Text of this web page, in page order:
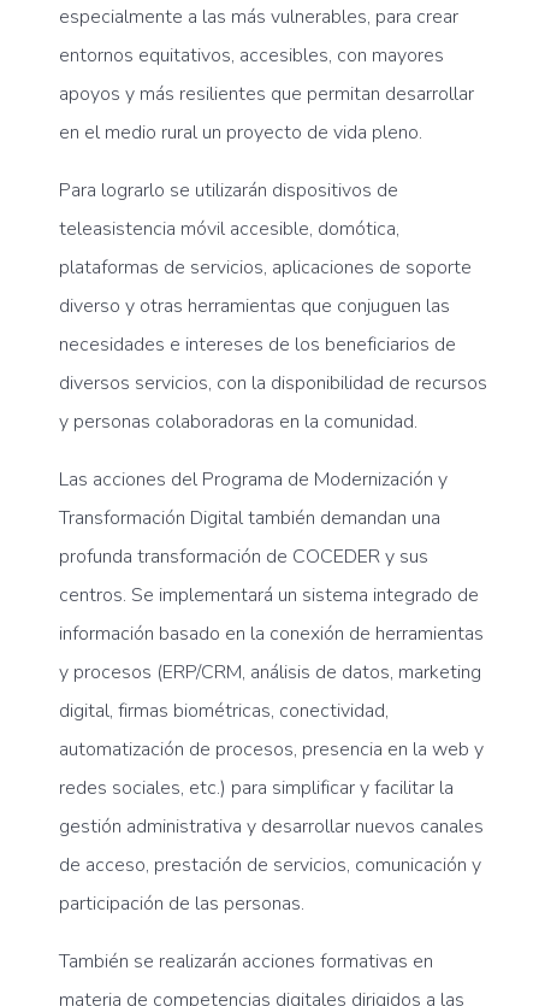
especialmente a las más vulnerables, para crear
entornos equitativos, accesibles, con mayores
apoyos y más resilientes que permitan desarrollar
en el medio rural un proyecto de vida pleno.
Para lograrlo se utilizarán dispositivos de
teleasistencia móvil accesible, domótica,
plataformas de servicios, aplicaciones de soporte
diverso y otras herramientas que conjuguen las
necesidades e intereses de los beneficiarios de
diversos servicios, con la disponibilidad de recursos
y personas colaboradoras en la comunidad.
Las acciones del Programa de Modernización y
Transformación Digital también demandan una
profunda transformación de COCEDER y sus
centros. Se implementará un sistema integrado de
información basado en la conexión de herramientas
y procesos (ERP/CRM, análisis de datos, marketing
digital, firmas biométricas, conectividad,
automatización de procesos, presencia en la web y
redes sociales, etc.) para simplificar y facilitar la
gestión administrativa y desarrollar nuevos canales
de acceso, prestación de servicios, comunicación y
participación de las personas.
También se realizarán acciones formativas en
materia de competencias digitales dirigidos a las